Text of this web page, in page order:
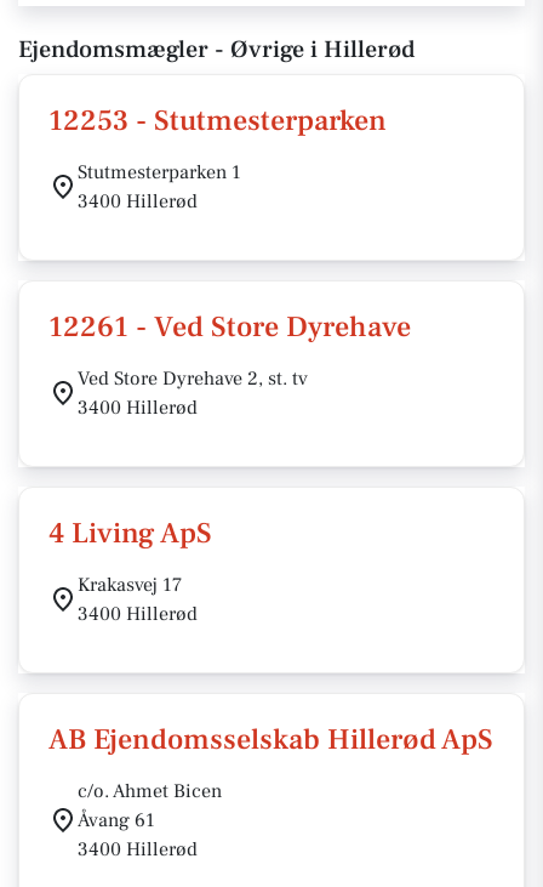
Ejendomsmægler - Øvrige i Hillerød
12253 - Stutmesterparken
Stutmesterparken 1
3400 Hillerød
12261 - Ved Store Dyrehave
Ved Store Dyrehave 2, st. tv
3400 Hillerød
4 Living ApS
Krakasvej 17
3400 Hillerød
AB Ejendomsselskab Hillerød ApS
c/o. Ahmet Bicen
Åvang 61
3400 Hillerød